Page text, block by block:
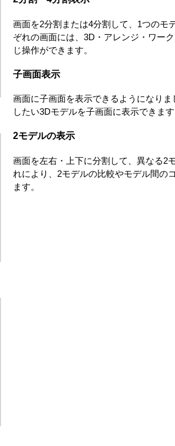
画面を2分割または4分割して、1つのモ
ぞれの画面には、3D・アレンジ・ワー
じ操作ができます。
子画面表示
画面に子画面を表示できるようになり
したい3Dモデルを子画面に表示できます
2モデルの表示
画面を左右・上下に分割して、異なる2
れにより、2モデルの比較やモデル間の
ます。